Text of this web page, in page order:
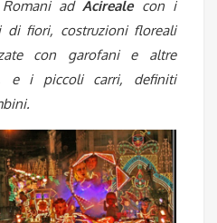
Romani adAcirealecon i
di fiori, costruzioni floreali
con garofani e altre
e i piccoli carri, definiti